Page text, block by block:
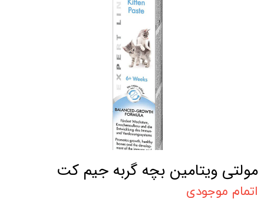
مولتی ویتامین بچه گربه جیم کت
اتمام موجودی